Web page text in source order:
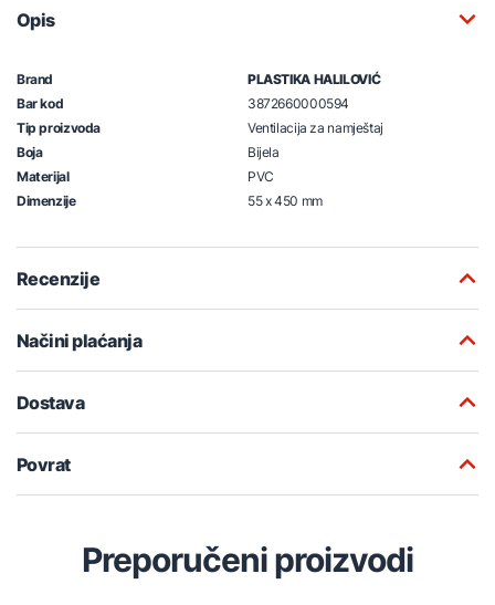
Opis
Brand
PLASTIKA HALILOVIĆ
Bar kod
3872660000594
Tip proizvoda
Ventilacija za namještaj
Boja
Bijela
Materijal
PVC
Dimenzije
55 x 450 mm
Recenzije
Načini plaćanja
Dostava
Povrat
Preporučeni proizvodi